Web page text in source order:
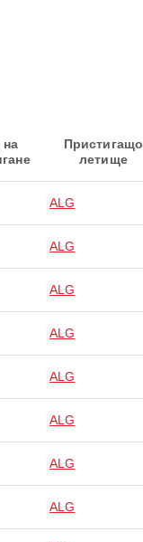
на
Пристигащо
летище
ALG
ALG
ALG
ALG
ALG
ALG
ALG
ALG